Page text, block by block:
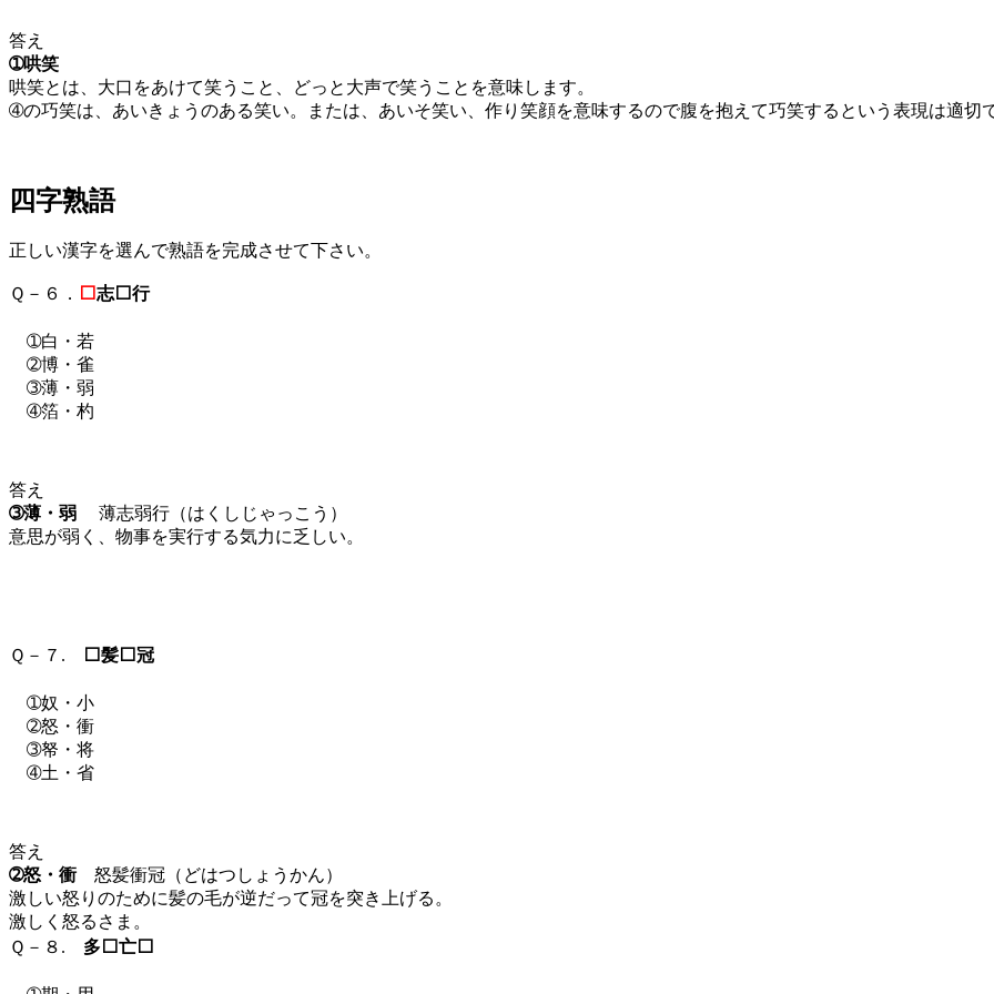
答え
➀哄笑
哄笑とは、大口をあけて笑うこと、どっと大声で笑うことを意味します。
➃の巧笑は、あいきょうのある笑い。または、あいそ笑い、作り笑顔を意味するので腹を抱えて巧笑するという表現は適切
四字熟語
正しい漢字を選んで熟語を完成させて下さい。
Ｑ－６． ⬜志⬜行
➀白・若
➁博・雀
➂薄・弱
➃箔・杓
答え
➂薄・弱 薄志弱行（はくしじゃっこう）
意思が弱く、物事を実行する気力に乏しい。
Ｑ－７. ⬜髪⬜冠
➀奴・小
➁怒・衝
➂帑・将
➃土・省
答え
➁怒・衝 怒髪衝冠（どはつしょうかん）
激しい怒りのために髪の毛が逆だって冠を突き上げる。
激しく怒るさま。
Ｑ－８. 多⬜亡⬜